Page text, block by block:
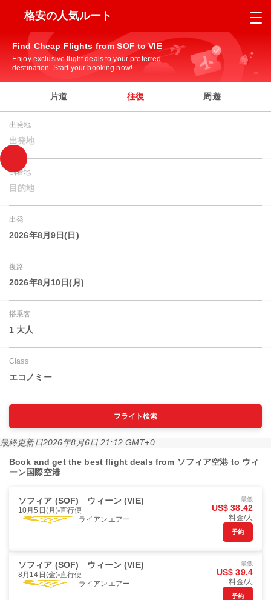
格安の人気ルート
Find Cheap Flights from SOF to VIE
Enjoy exclusive flight deals to your preferred
destination. Start your booking now!
片道 往復 周遊
出発地
出発地
到着地
目的地
出発
2026年8月9日(日)
復路
2026年8月10日(月)
搭乗客
1 大人
Class
エコノミー
フライト検索
最終更新日2026年8月6日 21:12 GMT+0
Book and get the best flight deals from ソフィア空港 to ウィ
ーン国際空港
ソフィア (SOF) ウィーン (VIE)
10月5日(月) 直行便
ライアンエアー
最低
US$ 38.42
料金/人
予約
ソフィア (SOF) ウィーン (VIE)
8月14日(金) 直行便
ライアンエアー
最低
US$ 39.4
料金/人
予約